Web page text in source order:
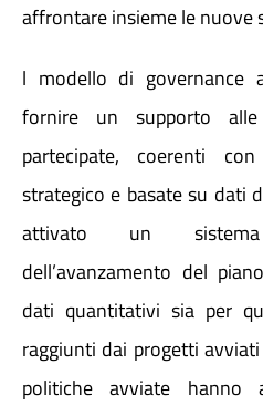
affrontare insieme le nuove
l modello di governance
fornire un supporto
partecipate, coerenti
strategico e basate su dati
attivato un
dell’avanzamento del
dati quantitativi sia per
raggiunti dai progetti
politiche avviate